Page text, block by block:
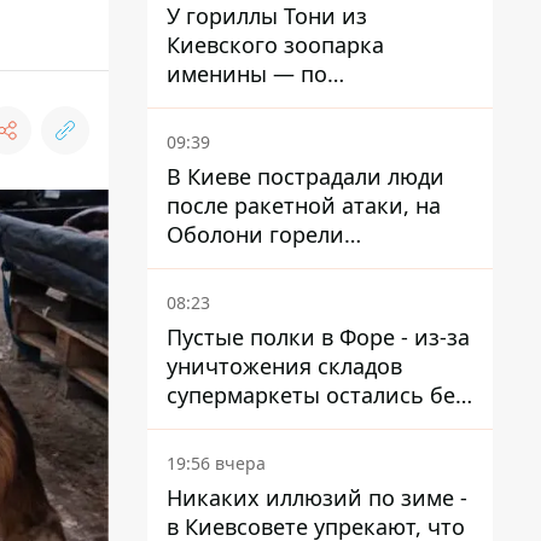
У гориллы Тони из
Киевского зоопарка
именины — по
человеческим меркам ему
уже больше 90 лет
09:39
В Киеве пострадали люди
после ракетной атаки, на
Оболони горели
резервуары с топливом
08:23
Пустые полки в Форе - из-за
уничтожения складов
супермаркеты остались без
ассортимента
19:56 вчера
Никаких иллюзий по зиме -
в Киевсовете упрекают, что